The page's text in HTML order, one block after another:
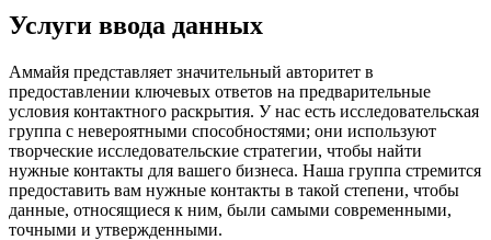
Услуги ввода данных
Аммайя представляет значительный авторитет в
предоставлении ключевых ответов на предварительные
условия контактного раскрытия. У нас есть исследовательская
группа с невероятными способностями; они используют
творческие исследовательские стратегии, чтобы найти
нужные контакты для вашего бизнеса. Наша группа стремится
предоставить вам нужные контакты в такой степени, чтобы
данные, относящиеся к ним, были самыми современными,
точными и утвержденными.